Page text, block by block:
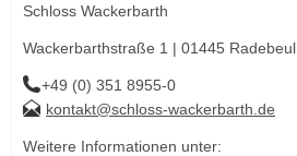
Schloss Wackerbarth
Wackerbarthstraße 1 | 01445 Radebeul
+49 (0) 351 8955-0
kontakt@schloss-wackerbarth.de
Weitere Informationen unter: